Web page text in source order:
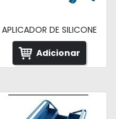
APLICADOR DE SILICONE
Adicionar